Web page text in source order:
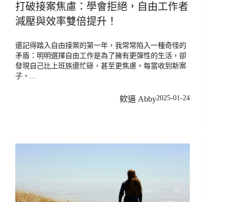
打破接案焦慮：學會拒絕，自由工作者
減壓與效率雙倍提升！
還記得踏入自由接案的第一年，我常常陷入一種奇怪的
矛盾：明明選擇自由工作是為了擁有更彈性的生活，卻
發現自己比上班族還忙碌，甚至更焦慮。每當收到新案
子，…
欸逼 Abby2025-01-24